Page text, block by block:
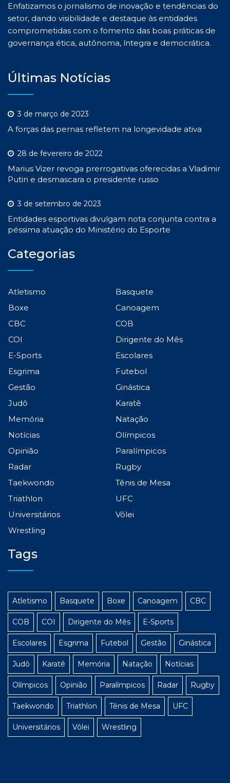
Enfatizamos o jornalismo de inovação e tendências do
setor, dando visibilidade e destaque às entidades
comprometidas com o fomento das boas práticas de
governança ética, autônoma, íntegra e democrática.
Últimas Notícias
3 de março de 2023
A forças das pernas refletem na longevidade ativa
28 de fevereiro de 2022
Marius Vizer revoga prerrogativas oferecidas a Vladimir
Putin e desmascara o presidente russo
3 de setembro de 2023
Entidades esportivas divulgam nota conjunta contra a
péssima atuação do Ministério do Esporte
Categorias
Atletismo
Basquete
Boxe
Canoagem
CBC
COB
COI
Dirigente do Mês
E-Sports
Escolares
Esgrima
Futebol
Gestão
Ginástica
Judô
Karatê
Memória
Natação
Notícias
Olímpicos
Opinião
Paralímpicos
Radar
Rugby
Taekwondo
Tênis de Mesa
Triathlon
UFC
Universitários
Vôlei
Wrestling
Tags
Atletismo Basquete Boxe Canoagem CBC
COB COI Dirigente do Mês E-Sports
Escolares Esgrima Futebol Gestão Ginástica
Judô Karatê Memória Natação Notícias
Olímpicos Opinião Paralímpicos Radar Rugby
Taekwondo Triathlon Tênis de Mesa UFC
Universitários Vôlei Wrestling